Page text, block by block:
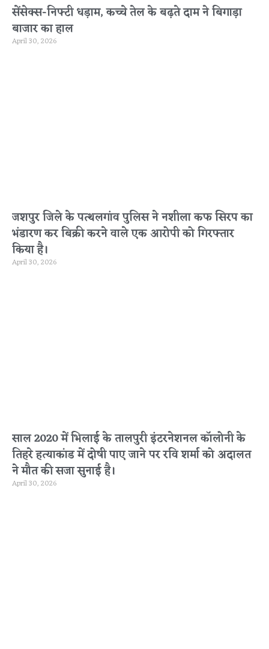
सेंसेक्स-निफ्टी धड़ाम, कच्चे तेल के बढ़ते दाम ने बिगाड़ा
बाजार का हाल
April 30, 2026
जशपुर जिले के पत्थलगांव पुलिस ने नशीला कफ सिरप का
भंडारण कर बिक्री करने वाले एक आरोपी को गिरफ्तार
किया है।
April 30, 2026
साल 2020 में भिलाई के तालपुरी इंटरनेशनल कॉलोनी के
तिहरे हत्याकांड में दोषी पाए जाने पर रवि शर्मा को अदालत
ने मौत की सजा सुनाई है।
April 30, 2026